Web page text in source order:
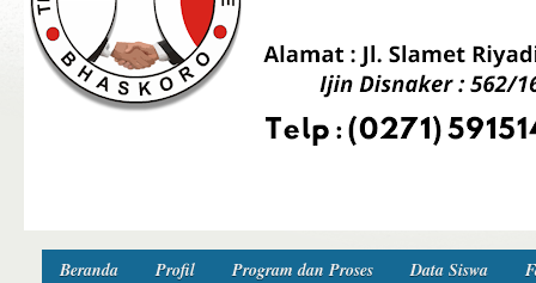
Beranda Profil Program dan Proses Data Siswa